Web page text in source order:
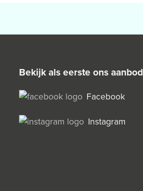
bekijk als eerste ons aanbod
Facebook
Instagram